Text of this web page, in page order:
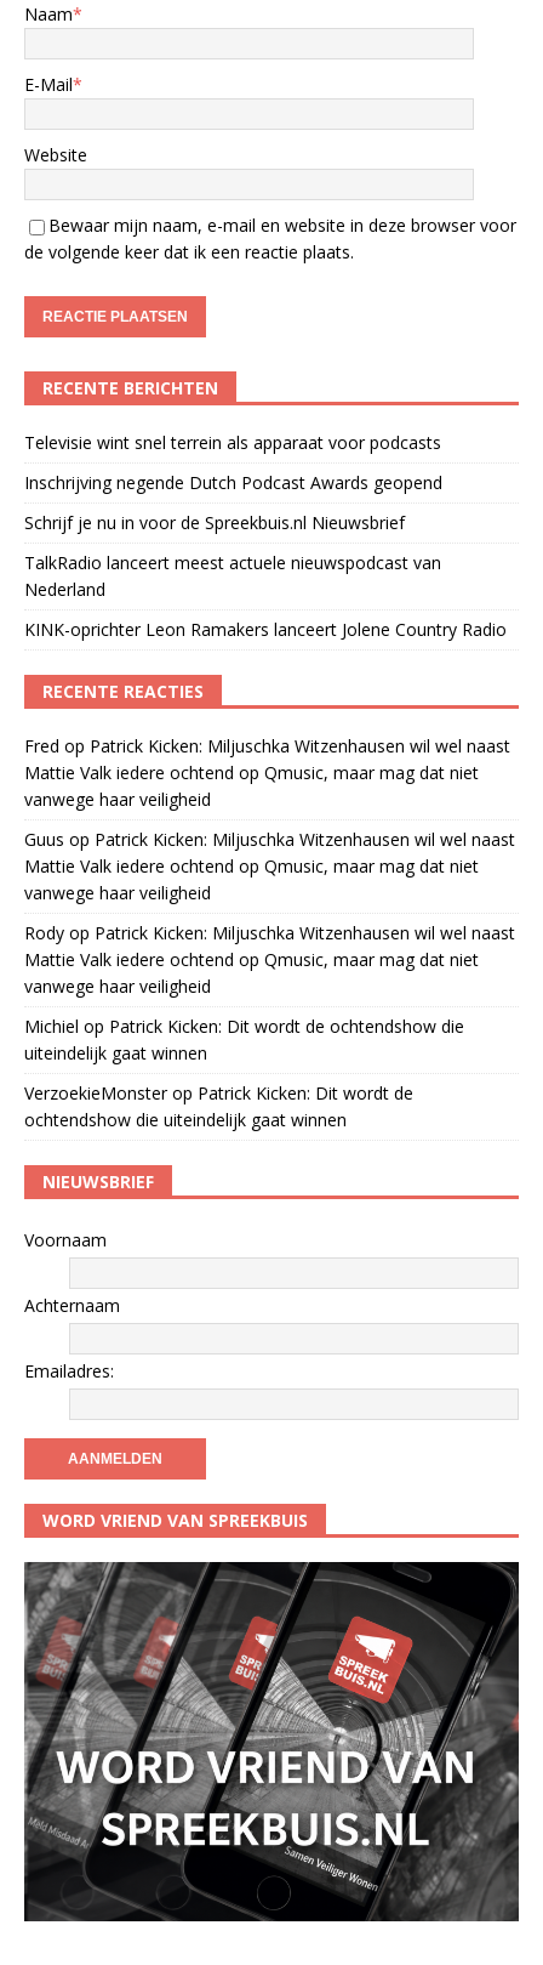
Naam*
E-Mail*
Website
Bewaar mijn naam, e-mail en website in deze browser voor
de volgende keer dat ik een reactie plaats.
RECENTE BERICHTEN
Televisie wint snel terrein als apparaat voor podcasts
Inschrijving negende Dutch Podcast Awards geopend
Schrijf je nu in voor de Spreekbuis.nl Nieuwsbrief
TalkRadio lanceert meest actuele nieuwspodcast van
Nederland
KINK-oprichter Leon Ramakers lanceert Jolene Country Radio
RECENTE REACTIES
Fred op Patrick Kicken: Miljuschka Witzenhausen wil wel naast
Mattie Valk iedere ochtend op Qmusic, maar mag dat niet
vanwege haar veiligheid
Guus op Patrick Kicken: Miljuschka Witzenhausen wil wel naast
Mattie Valk iedere ochtend op Qmusic, maar mag dat niet
vanwege haar veiligheid
Rody op Patrick Kicken: Miljuschka Witzenhausen wil wel naast
Mattie Valk iedere ochtend op Qmusic, maar mag dat niet
vanwege haar veiligheid
Michiel op Patrick Kicken: Dit wordt de ochtendshow die
uiteindelijk gaat winnen
VerzoekieMonsterop Patrick Kicken: Dit wordt de
ochtendshow die uiteindelijk gaat winnen
NIEUWSBRIEF
Voornaam
Achternaam
Emailadres:
WORD VRIEND VAN SPREEKBUIS